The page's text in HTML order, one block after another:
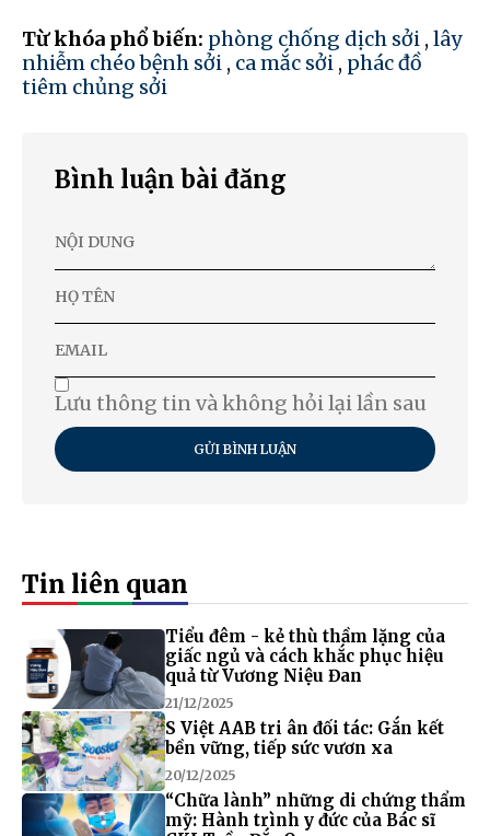
Từ khóa phổ biến: phòng chống dịch sởi , lây
nhiễm chéo bệnh sởi , ca mắc sởi , phác đồ
tiêm chủng sởi
Bình luận bài đăng
Lưu thông tin và không hỏi lại lần sau
GỬI BÌNH LUẬN
Tin liên quan
Tiểu đêm - kẻ thù thầm lặng của
giấc ngủ và cách khắc phục hiệu
quả từ Vương Niệu Đan
21/12/2025
S Việt AAB tri ân đối tác: Gắn kết
bền vững, tiếp sức vươn xa
20/12/2025
“Chữa lành” những di chứng thẩm
mỹ: Hành trình y đức của Bác sĩ